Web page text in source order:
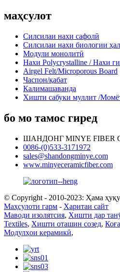
маҳсулот
Силсилаи нахи сафолӣ
Силсилаи нахи биологии
Модули монолитӣ
Нахи Polycrystalline / Нахи
Airgel Felt/Microporous Board
Часпон/қабат
Калимашаванда
Хишти сабуки муллит /
бо мо тамос гиред
ШАНДОНГ MINYE FIBER
0086-(0)533-3171972
sales@shandongminye.com
www.minyeceramicfiber.com
© Copyright - 2010-2023: Ҳама
Маҳсулоти гарм - Харитаи сайт
Маводи изолятсия, Хишти дар
Textiles, Хишти оташин созед,
Модулҳои керамикӣ,